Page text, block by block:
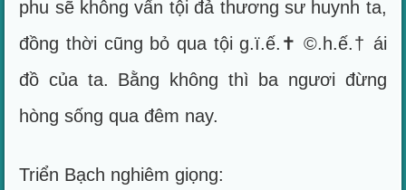
phu sẽ không vấn tội đả thương sư huynh ta,
đồng thời cũng bỏ qua tội g.ï.ế.✝ ©.h.ế.† ái
đồ của ta. Bằng không thì ba ngươi đừng
hòng sống qua đêm nay.
Triển Bạch nghiêm giọng: